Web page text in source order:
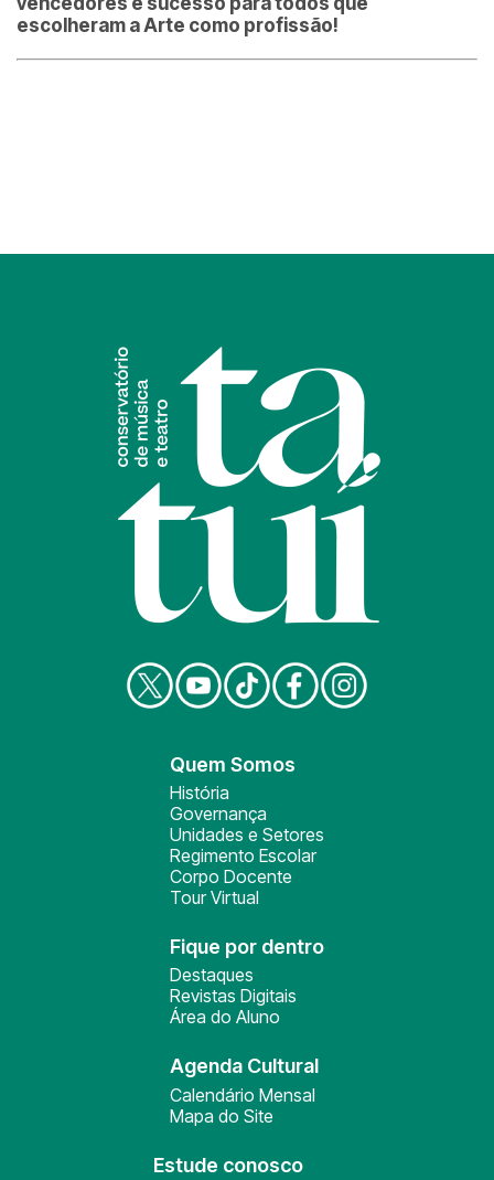
escolheram a Arte como profissão!
Quem Somos
História
Governança
Unidades e Setores
Regimento Escolar
Corpo Docente
Tour Virtual
Fique por dentro
Destaques
Revistas Digitais
Área do Aluno
Agenda Cultural
Calendário Mensal
Mapa do Site
Estude conosco